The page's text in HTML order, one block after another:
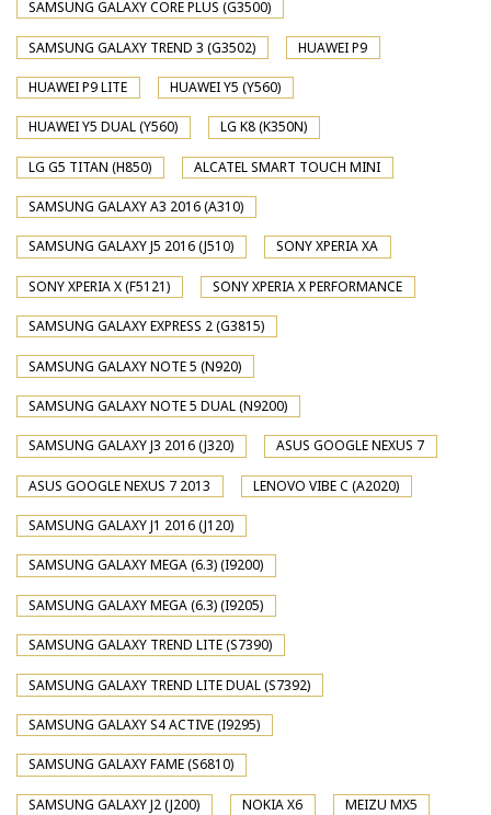
SAMSUNG GALAXY CORE PLUS (G3500)
SAMSUNG GALAXY TREND 3 (G3502) HUAWEI P9
HUAWEI P9 LITE HUAWEI Y5 (Y560)
HUAWEI Y5 DUAL (Y560) LG K8 (K350N)
LG G5 TITAN (H850) ALCATEL SMART TOUCH MINI
SAMSUNG GALAXY A3 2016 (A310)
SAMSUNG GALAXY J5 2016 (J510) SONY XPERIA XA
SONY XPERIA X (F5121) SONY XPERIA X PERFORMANCE
SAMSUNG GALAXY EXPRESS 2 (G3815)
SAMSUNG GALAXY NOTE 5 (N920)
SAMSUNG GALAXY NOTE 5 DUAL (N9200)
SAMSUNG GALAXY J3 2016 (J320) ASUS GOOGLE NEXUS 7
ASUS GOOGLE NEXUS 7 2013 LENOVO VIBE C (A2020)
SAMSUNG GALAXY J1 2016 (J120)
SAMSUNG GALAXY MEGA (6.3) (I9200)
SAMSUNG GALAXY MEGA (6.3) (I9205)
SAMSUNG GALAXY TREND LITE (S7390)
SAMSUNG GALAXY TREND LITE DUAL (S7392)
SAMSUNG GALAXY S4 ACTIVE (I9295)
SAMSUNG GALAXY FAME (S6810)
SAMSUNG GALAXY J2 (J200) NOKIA X6 MEIZU MX5